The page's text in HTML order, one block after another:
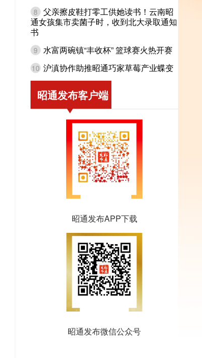
8 父亲擦皮鞋打零工供她读书！云南昭
通女孩集市卖菌子时，收到北大录取通知
书
9 水富两碗镇“丰收杯” 篮球赛火热开赛
10 沪滇协作助推昭通巧家草莓产业蝶变
昭通发布客户端
昭通发布APP下载
昭通发布微信公众号